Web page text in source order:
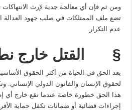
ومن ثم فإن أي معالجة جدية لإرث
تضع ملف الممتلكات في صلب جهود العدالة
عدم التكرار.
§ القتل خارج
يعد الحق في الحياة من أكثر الحقوق
لحقوق الإنسان والقانون الدولي الإنساني.
هذا الحق خطورة خاصة عندما تقع خارج أي
إجراءات قضائية أو ضمانات تكفل حماية